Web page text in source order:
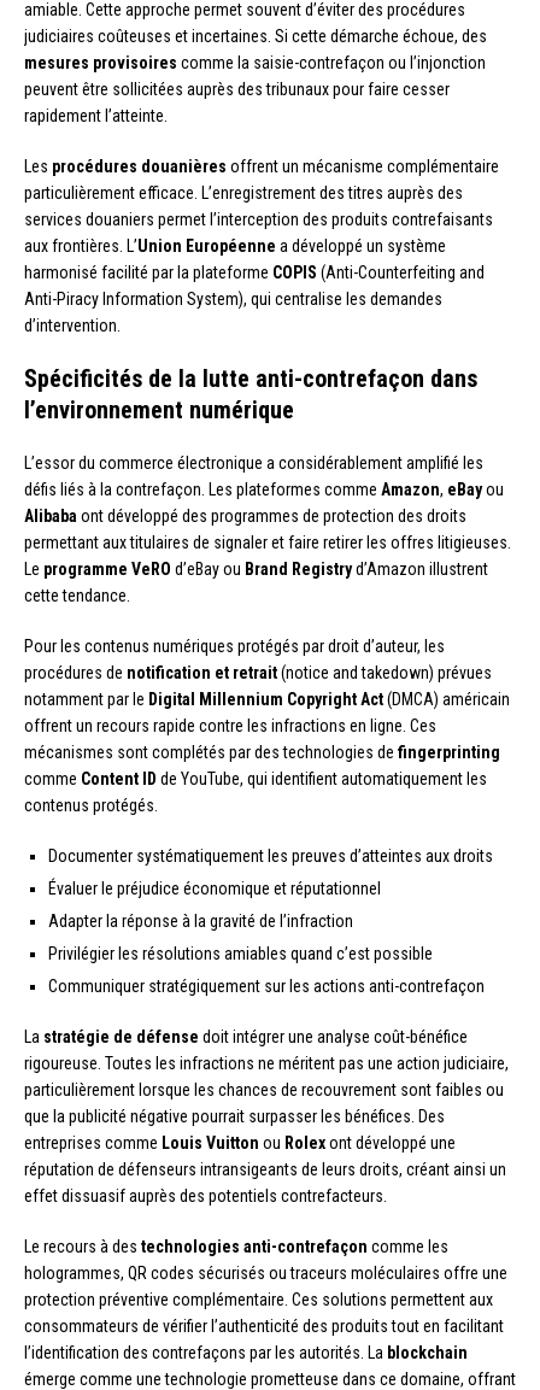
amiable. Cette approche permet souvent d’éviter des procédures
judiciaires coûteuses et incertaines. Si cette démarche échoue, des
mesures provisoires comme la saisie-contrefaçon ou l’injonction
peuvent être sollicitées auprès des tribunaux pour faire cesser
rapidement l’atteinte.
Les procédures douanières offrent un mécanisme complémentaire
particulièrement efficace. L’enregistrement des titres auprès des
services douaniers permet l’interception des produits contrefaisants
aux frontières. L’Union Européenne a développé un système
harmonisé facilité par la plateforme COPIS (Anti-Counterfeiting and
Anti-Piracy Information System), qui centralise les demandes
d’intervention.
Spécificités de la lutte anti-contrefaçon dans
l’environnement numérique
L’essor du commerce électronique a considérablement amplifié les
défis liés à la contrefaçon. Les plateformes comme Amazon, eBayou
Alibaba ont développé des programmes de protection des droits
permettant aux titulaires de signaler et faire retirer les offres litigieuses.
Le programme VeRO d’eBay ou Brand Registryd’Amazon illustrent
cette tendance.
Pour les contenus numériques protégés par droit d’auteur, les
procédures de notification et retrait(notice and takedown) prévues
notamment par le Digital Millennium Copyright Act(DMCA) américain
offrent un recours rapide contre les infractions en ligne. Ces
mécanismes sont complétés par des technologies de fingerprinting
comme Content ID de YouTube, qui identifient automatiquement les
contenus protégés.
Documenter systématiquement les preuves d’atteintes aux droits
Évaluer le préjudice économique et réputationnel
Adapter la réponse à la gravité de l’infraction
Privilégier les résolutions amiables quand c’est possible
Communiquer stratégiquement sur les actions anti-contrefaçon
La stratégie de défense doit intégrer une analyse coût-bénéfice
rigoureuse. Toutes les infractions ne méritent pas une action judiciaire,
particulièrement lorsque les chances de recouvrement sont faibles ou
que la publicité négative pourrait surpasser les bénéfices. Des
entreprises comme Louis Vuitton ou Rolexont développé une
réputation de défenseurs intransigeants de leurs droits, créant ainsi un
effet dissuasif auprès des potentiels contrefacteurs.
Le recours à des technologies anti-contrefaçon comme les
hologrammes, QR codes sécurisés ou traceurs moléculaires offre une
protection préventive complémentaire. Ces solutions permettent aux
consommateurs de vérifier l’authenticité des produits tout en facilitant
l’identification des contrefaçons par les autorités. La blockchain
émerge comme une technologie prometteuse dans ce domaine, offrant